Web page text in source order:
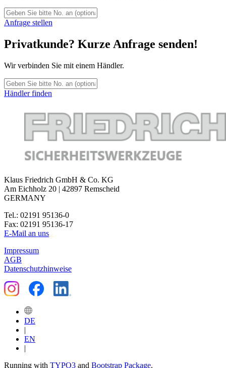
Anfrage stellen
Privatkunde? Kurze Anfrage senden!
Wir verbinden Sie mit einem Händler.
Händler finden
Klaus Friedrich GmbH & Co. KG
Am Eichholz 20 | 42897 Remscheid
GERMANY
Tel.: 02191 95136-0
Fax: 02191 95136-17
E-Mail an uns
Impressum
AGB
Datenschutzhinweise
DE
|
EN
|
Running with TYPO3 and Bootstrap Package.